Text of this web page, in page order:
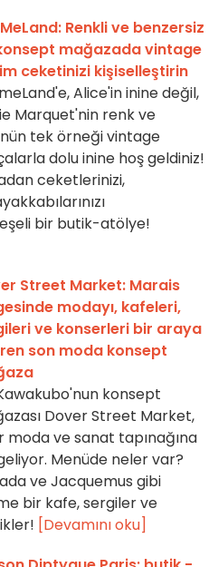
Renkli ve benzersiz
mağazada vintage
ceketinizi kişiselleştirin
Alice'in inine değil,
Marquet'nin renk ve
tek örneği vintage
dolu inine hoş geldiniz!
ceketlerinizi,
bir butik-atölye!
Street Market: Marais
modayı, kafeleri,
ve konserleri bir araya
son moda konsept
konsept
Dover Street Market,
moda ve sanat tapınağına
Menüde neler var?
ve Jacquemus gibi
bir kafe, sergiler ve
[Devamını oku]